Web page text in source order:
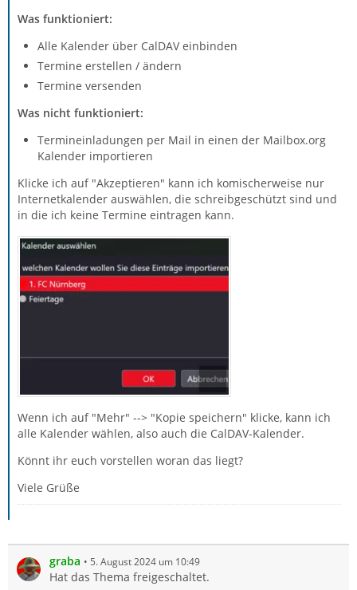
Was funktioniert:
Alle Kalender über CalDAV einbinden
Termine erstellen / ändern
Termine versenden
Was nicht funktioniert:
Termineinladungen per Mail in einen der Mailbox.org
Kalender importieren
Klicke ich auf "Akzeptieren" kann ich komischerweise nur
Internetkalender auswählen, die schreibgeschützt sind und
in die ich keine Termine eintragen kann.
Wenn ich auf "Mehr" --> "Kopie speichern" klicke, kann ich
alle Kalender wählen, also auch die CalDAV-Kalender.
Könnt ihr euch vorstellen woran das liegt?
Viele Grüße
graba 5. August 2024 um 10:49
Hat das Thema freigeschaltet.